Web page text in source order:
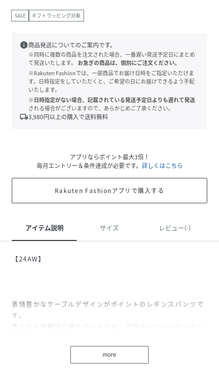
SALE ギフトラッピング対象
info商品発送についてのご案内です。
※同時に複数の商品を注文された場合、一番遅い発送予定日にまとめ
て発送いたします。
お急ぎの商品は、個別にご注文ください。
※Rakuten Fashionでは、一部商品でお届け日時をご指定いただけま
す。日時指定をしていただくと、ご希望の日にお届けできるよう手配
いたします。
※日時指定がない場合、記載されている発送予定日よりも遅れて発送
される場合がございますので、あらかじめご了承ください。
local_shipping3,980円以上の購入で送料無料
アプリならポイント最大3倍！
毎月エントリー＆条件達成が必要です。 詳しくはこちら
Rakuten Fashionアプリで購入する
アイテム説明 サイズ レビュー(-)
【24AW】
表情豊かなケーブルデザインがポイントのレギンスパンツで
す。
柔らかく伸縮性に優れているため、元気なベビーにピッタリ
ユニセックスで着用いただける、トレンド感のあるニュアン
more